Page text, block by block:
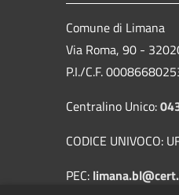
Comune di Limana
Via Roma, 90 -
P.I./C.F.
Centralino Unico:
CODICE UNIVOCO:
PEC: